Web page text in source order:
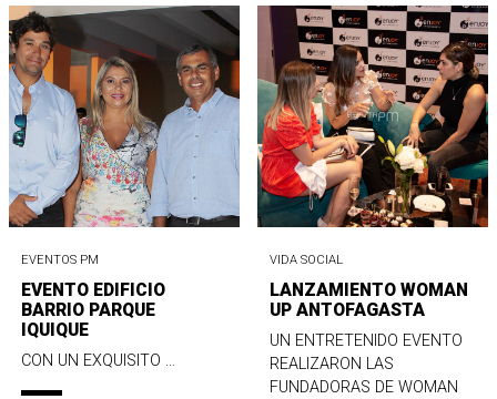
EVENTOS PM
EVENTO EDIFICIO
BARRIO PARQUE
IQUIQUE
CON UN EXQUISITO ...
VIDA SOCIAL
LANZAMIENTO WOMAN
UP ANTOFAGASTA
UN ENTRETENIDO EVENTO
REALIZARON LAS
FUNDADORAS DE WOMAN